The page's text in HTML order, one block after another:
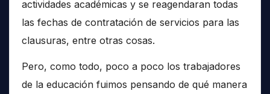
actividades académicas y se reagendaran todas
las fechas de contratación de servicios para las
clausuras, entre otras cosas.
Pero, como todo, poco a poco los trabajadores
de la educación fuimos pensando de qué manera